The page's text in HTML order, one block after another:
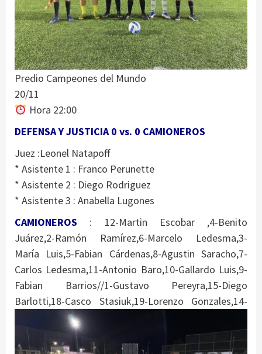
Predio Campeones del Mundo
20/11
Hora 22:00
DEFENSA Y JUSTICIA 0 vs. 0 CAMIONEROS
Juez :Leonel Natapoff
* Asistente 1 : Franco Perunette
* Asistente 2 : Diego Rodriguez
* Asistente 3 : Anabella Lugones
CAMIONEROS
: 12-Martin Escobar ,4-Benito
Juárez,2-Ramón Ramírez,6-Marcelo Ledesma,3-
María Luis,5-Fabian Cárdenas,8-Agustin Saracho,7-
Carlos Ledesma,11-Antonio Baro,10-Gallardo Luis,9-
Fabian Barrios//1-Gustavo Pereyra,15-Diego
Barlotti,18-Casco Stasiuk,19-Lorenzo Gonzales,14-